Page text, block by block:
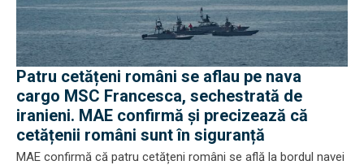
Patru cetățeni români se aflau pe nava
cargo MSC Francesca, sechestrată de
iranieni. MAE confirmă și precizează că
cetățenii români sunt în siguranță
MAE confirmă că patru cetățeni români se află la bordul navei